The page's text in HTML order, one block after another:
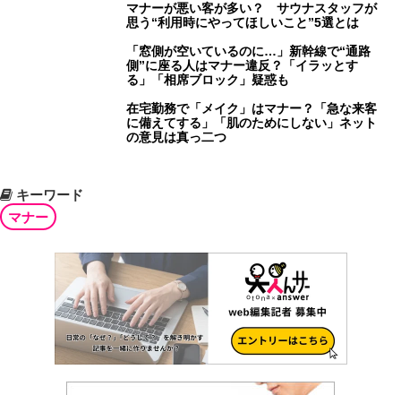
マナーが悪い客が多い？ サウナスタッフが
思う“利用時にやってほしいこと”5選とは
「窓側が空いているのに…」新幹線で“通路
側”に座る人はマナー違反？「イラッとす
る」「相席ブロック」疑惑も
在宅勤務で「メイク」はマナー？「急な来客
に備えてする」「肌のためにしない」ネット
の意見は真っ二つ
キーワード
マナー